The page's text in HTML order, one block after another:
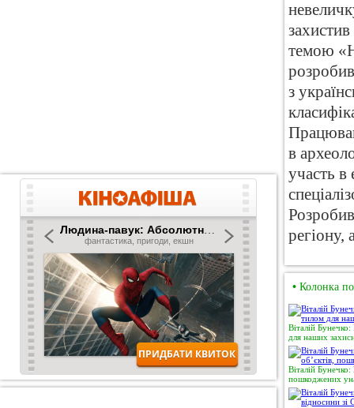
темою
з
в
участь в
регіону,
• Колонка
Віталій
для наших
Віталій
пошкоджених